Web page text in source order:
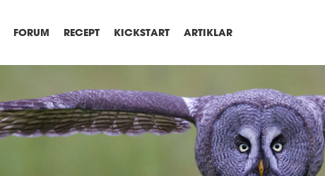
FORUM RECEPT KICKSTART ARTIKLAR